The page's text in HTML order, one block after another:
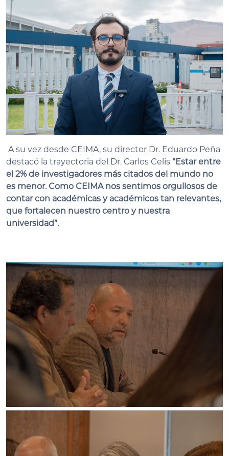
A su vez desde CEIMA, su director Dr. Eduardo Peña
destacó la trayectoria del Dr. Carlos Celis “Estar entre
el 2% de investigadores más citados del mundo no
es menor. Como CEIMA nos sentimos orgullosos de
contar con académicas y académicos tan relevantes,
que fortalecen nuestro centro y nuestra
universidad”.